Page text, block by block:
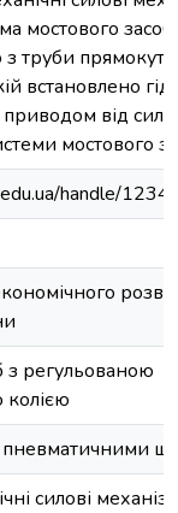
мостового
з труби
встановлено
приводом від
мостового
handle/
з регульованою
колією
пневматичними
силові